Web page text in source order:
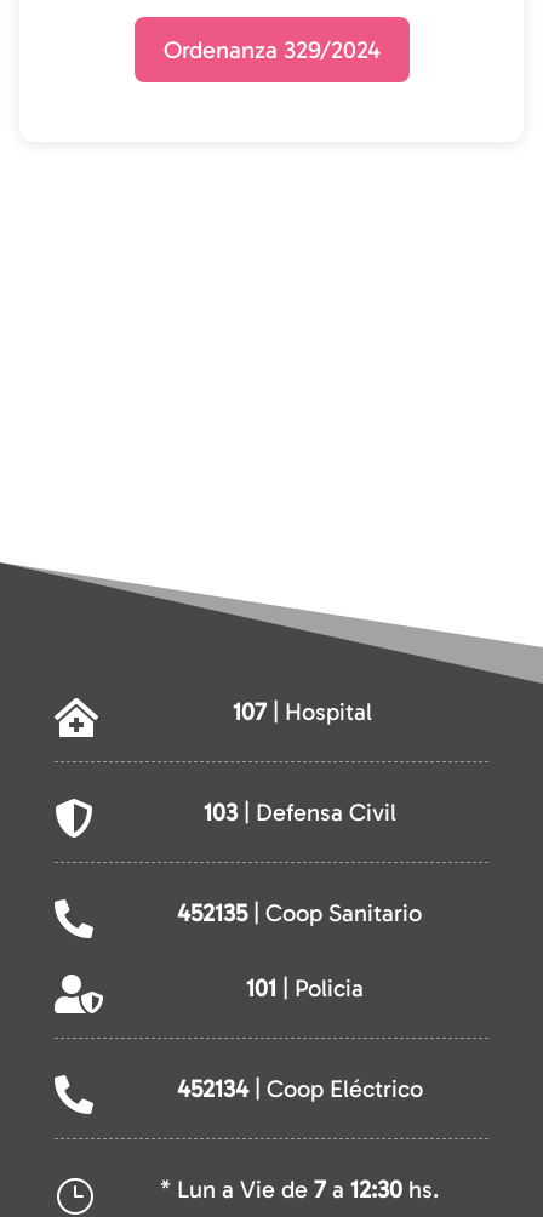
Ordenanza 329/2024
 107| Hospital
 103| Defensa Civil
 452135| Coop Sanitario
 101 | Policia
 452134| Coop Eléctrico
} * Lun a Vie de7 a12:30 hs.